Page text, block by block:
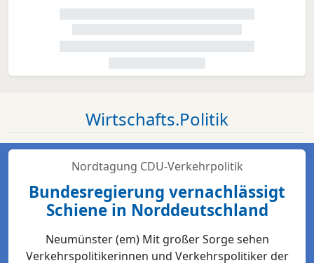
Wirtschafts.Politik
Nordtagung CDU-Verkehrpolitik
Bundesregierung vernachlässigt
Schiene in Norddeutschland
Neumünster (em) Mit großer Sorge sehen
Verkehrspolitikerinnen und Verkehrspolitiker der